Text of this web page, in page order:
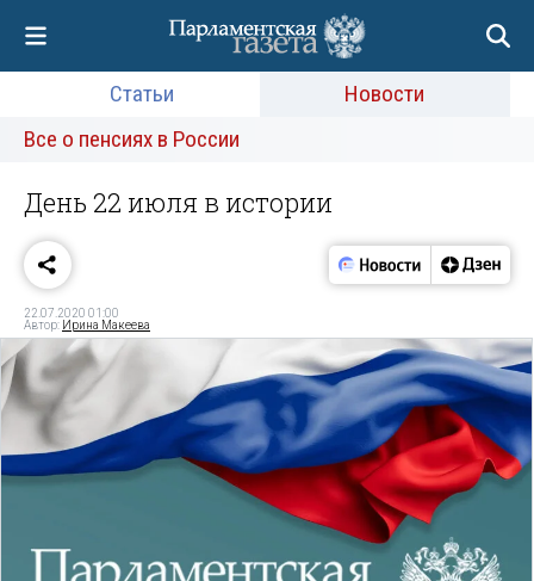
Статьи
Новости
Все о пенсиях в России
День 22 июля в истории
22.07.2020 01:00
Автор: Ирина Макеева